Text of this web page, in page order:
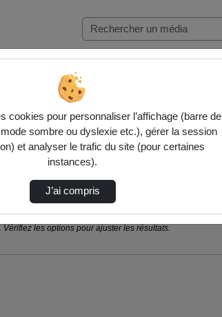
les options pour ajuster les résultats.
cookies pour personnaliser l’affichage (barre de
sombre ou dyslexie etc.), gérer la session
et analyser le trafic du site (pour certaines
instances).
J’ai compris